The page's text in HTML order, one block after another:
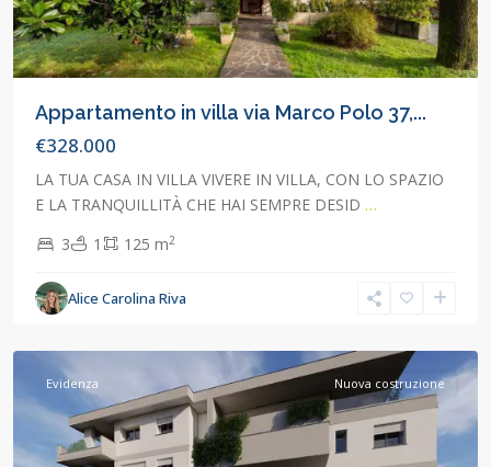
Appartamento in villa via Marco Polo 37,...
€328.000
LA TUA CASA IN VILLA VIVERE IN VILLA, CON LO SPAZIO
E LA TRANQUILLITÀ CHE HAI SEMPRE DESID …
3
1 125 m2
Alice Carolina Riva
Concorezzo,
Evidenza Nuova costruzione